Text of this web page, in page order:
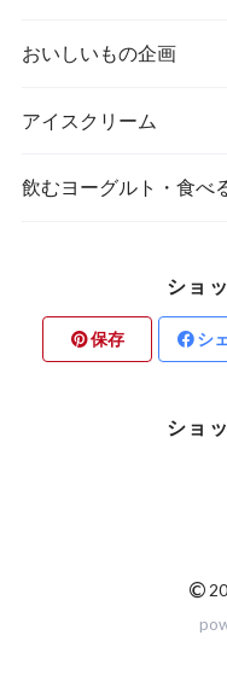
おいしいもの企画
アイスクリーム
飲むヨーグルト・食べ
ショ
保存 シ
ショ
©